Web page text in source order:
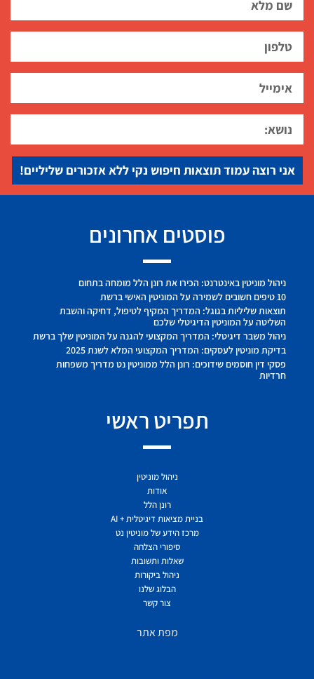
אני רוצה עמוד תוצאות חיפוש נקי ללא אזכורים שליליים!
פוסטים אחרונים
ניהול מוניטין באינטרנט: הכירו את רונן הלל מומחה בתחום
10 טיפים חשובים לשמירה על המוניטין האישי ברשת
תוצאות שליליות בגוגל: המדריך המקיף לטיפול, דחיקה והשבת
השליטה על המוניטין הדיגיטלי שלכם
ניהול משבר דיגיטלי: המדריך המקצועי להגנה על המוניטין שלך ברשת
בדיקת מוניטין לעסקים: המדריך המקצועי המלא לשנת 2025
פסקי דין חוסמים שידוכים: רונן הלל ממוניטין נט מדריך משפחות
חרדיות
תפריט ראשי
ניהול מוניטין
אודות
רונן הלל
בניית מציאות דיגיטלית + AI
מרכז הידע של מוניטין נט
סיפורי הצלחה
שאלות ותשובות
ניהול ביקורות
הבלוג שלנו
צור קשר
מפת אתר